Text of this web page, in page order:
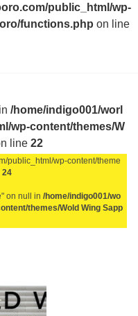
public_html/wp-
functions.php on line
/home/indigo001/worl
wp-content/themes/W
line22
public_html/wp-content/theme
24
on null in/home/indigo001/wo
themes/Wold Wing Sapp